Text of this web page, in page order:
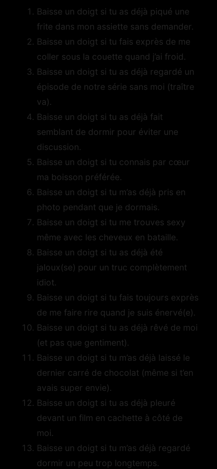
Baisse un doigt si tu as déjà piqué une
frite dans mon assiette sans demander.
Baisse un doigt si tu fais exprès de me
coller sous la couette quand j’ai froid.
Baisse un doigt si tu as déjà regardé un
épisode de notre série sans moi (traître
va).
Baisse un doigt si tu as déjà fait
semblant de dormir pour éviter une
discussion.
Baisse un doigt si tu connais par cœur
ma boisson préférée.
Baisse un doigt si tu m’as déjà pris en
photo pendant que je dormais.
Baisse un doigt si tu me trouves sexy
même avec les cheveux en bataille.
Baisse un doigt si tu as déjà été
jaloux(se) pour un truc complètement
idiot.
Baisse un doigt si tu fais toujours exprès
de me faire rire quand je suis énervé(e).
Baisse un doigt si tu as déjà rêvé de moi
(et pas que gentiment).
Baisse un doigt si tu m’as déjà laissé le
dernier carré de chocolat (même si t’en
avais super envie).
Baisse un doigt si tu as déjà pleuré
devant un film en cachette à côté de
moi.
Baisse un doigt si tu m’as déjà regardé
dormir un peu trop longtemps.